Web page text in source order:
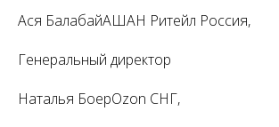
Ася БалабайАШАН Ритейл Россия,
Генеральный директор
Наталья БоерOzon СНГ,